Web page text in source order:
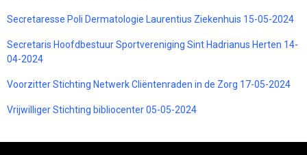
Secretaresse Poli Dermatologie Laurentius Ziekenhuis 15-05-2024
Secretaris Hoofdbestuur Sportvereniging Sint Hadrianus Herten 14-
04-2024
Voorzitter Stichting Netwerk Cliëntenraden in de Zorg 17-05-2024
Vrijwilliger Stichting bibliocenter 05-05-2024